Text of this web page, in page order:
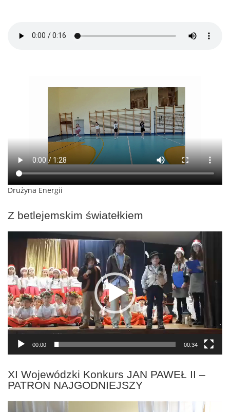
Drużyna Energii
Z betlejemskim światełkiem
Odtwarzacz
00:00 00:34
XI Wojewódzki Konkurs JAN PAWEŁ II –
PATRON NAJGODNIEJSZY
Odtwarzacz